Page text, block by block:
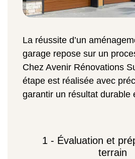
La réussite d’un
garage repose sur un
Chez Avenir Rénovations
étape est réalisée avec
garantir un résultat durable
1 - Évaluation et
terrain